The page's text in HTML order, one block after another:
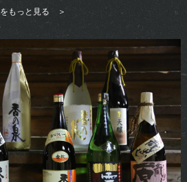
をもっと見る ＞